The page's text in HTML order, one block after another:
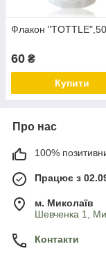
Флакон
60 ₴
Купити
Про нас
100%
Працює з
м. Миколаїв
Шевченка 1,
Контакти